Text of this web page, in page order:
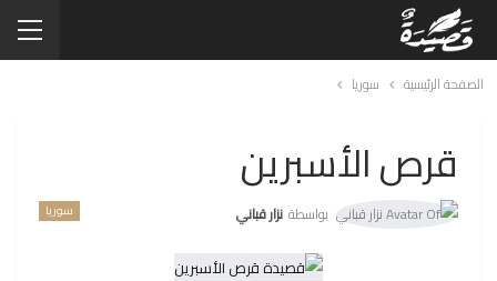
الصفحة الرئيسية سوريا
قرص الأسبرين
سوريا بواسطة نزار قباني